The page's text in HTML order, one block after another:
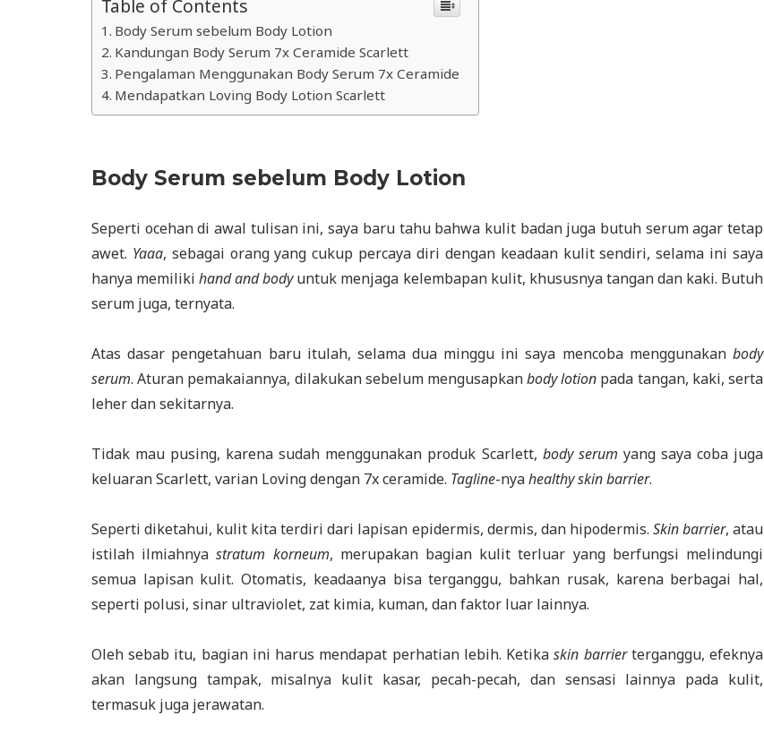
Table of Contents
Body Serum sebelum Body Lotion
Kandungan Body Serum 7x Ceramide Scarlett
Pengalaman Menggunakan Body Serum 7x Ceramide
Mendapatkan Loving Body Lotion Scarlett
Body Serum sebelum Body Lotion
Seperti ocehan di awal tulisan ini, saya baru tahu bahwa kulit badan juga butuh serum agar tetap
awet. Yaaa, sebagai orang yang cukup percaya diri dengan keadaan kulit sendiri, selama ini saya
hanya memilikihand and bodyuntuk menjaga kelembapan kulit, khususnya tangan dan kaki. Butuh
serum juga, ternyata.
Atas dasar pengetahuan baru itulah, selama dua minggu ini saya mencoba menggunakan body
serum. Aturan pemakaiannya, dilakukan sebelum mengusapkanbody lotion pada tangan, kaki, serta
leher dan sekitarnya.
Tidak mau pusing, karena sudah menggunakan produk Scarlett, body serum yang saya coba juga
keluaran Scarlett, varian Loving dengan 7x ceramide. Tagline-nyahealthy skin barrier.
Seperti diketahui, kulit kita terdiri dari lapisan epidermis, dermis, dan hipodermis. Skin barrier, atau
istilah ilmiahnyastratum korneum, merupakan bagian kulit terluar yang berfungsi melindungi
semua lapisan kulit. Otomatis, keadaanya bisa terganggu, bahkan rusak, karena berbagai hal,
seperti polusi, sinar ultraviolet, zat kimia, kuman, dan faktor luar lainnya.
Oleh sebab itu, bagian ini harus mendapat perhatian lebih. Ketikaskin barrierterganggu, efeknya
akan langsung tampak, misalnya kulit kasar, pecah-pecah, dan sensasi lainnya pada kulit,
termasuk juga jerawatan.